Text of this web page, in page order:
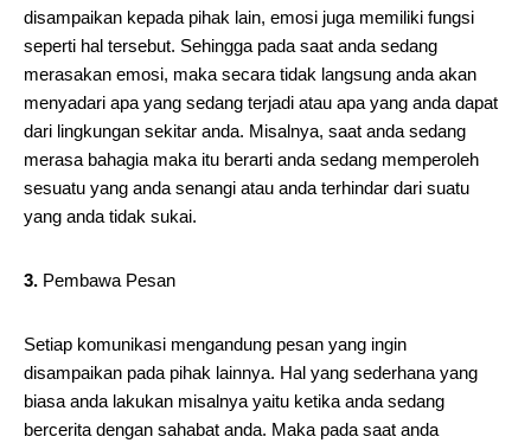
disampaikan kepada pihak lain, emosi juga memiliki fungsi
seperti hal tersebut. Sehingga pada saat anda sedang
merasakan emosi, maka secara tidak langsung anda akan
menyadari apa yang sedang terjadi atau apa yang anda dapat
dari lingkungan sekitar anda. Misalnya, saat anda sedang
merasa bahagia maka itu berarti anda sedang memperoleh
sesuatu yang anda senangi atau anda terhindar dari suatu
yang anda tidak sukai.
3. Pembawa Pesan
Setiap komunikasi mengandung pesan yang ingin
disampaikan pada pihak lainnya. Hal yang sederhana yang
biasa anda lakukan misalnya yaitu ketika anda sedang
bercerita dengan sahabat anda. Maka pada saat anda